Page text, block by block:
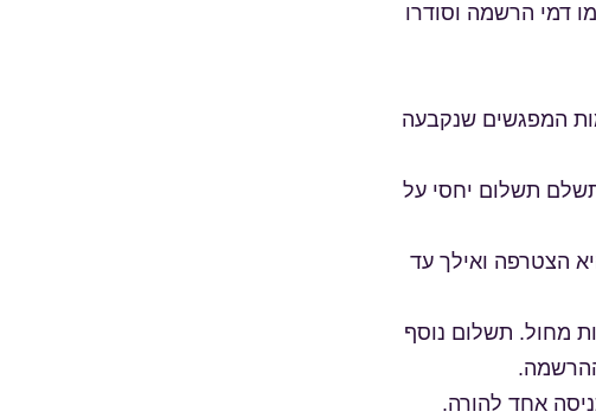
דמי הרשמה וסודרו
המפגשים שנקבעה
תשלום יחסי על
הצטרפה ואילך עד
מחול. תשלום נוסף